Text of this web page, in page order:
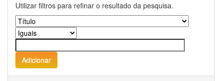
Utilizar filtros para refinar o resultado da pesquisa.